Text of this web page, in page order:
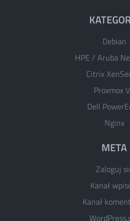
Debian
HPE / Aruba
Citrix
Proxmox
Dell
Nginx
META
Zaloguj
Kanał
Kanał